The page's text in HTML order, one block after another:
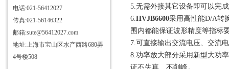
电话:021-56412027
传真:021-56146322
邮箱:sute@56412027.com
地址:上海市宝山区水产西路680弄
4号楼508
5.无需外接其它设备即可以完
6.HVJB6600采用高性能D/A转
围内都能保证波形精度等指标
7.可直接输出交流电压、交流
8.功率放大部分采用新型大功
证不失真、不削峰。